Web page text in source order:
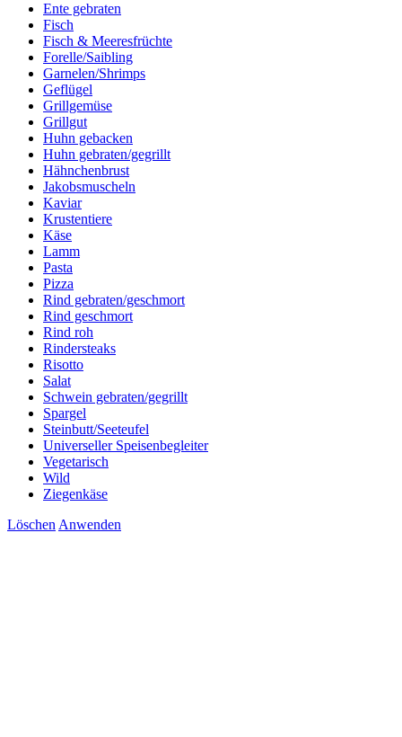
Ente gebraten
Fisch
Fisch & Meeresfrüchte
Forelle/Saibling
Garnelen/Shrimps
Geflügel
Grillgemüse
Grillgut
Huhn gebacken
Huhn gebraten/gegrillt
Hähnchenbrust
Jakobsmuscheln
Kaviar
Krustentiere
Käse
Lamm
Pasta
Pizza
Rind gebraten/geschmort
Rind geschmort
Rind roh
Rindersteaks
Risotto
Salat
Schwein gebraten/gegrillt
Spargel
Steinbutt/Seeteufel
Universeller Speisenbegleiter
Vegetarisch
Wild
Ziegenkäse
Löschen Anwenden